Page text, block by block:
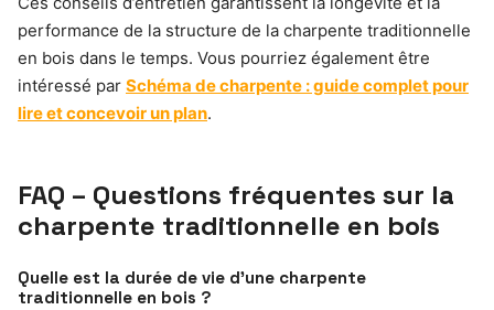
performance de la structure de la charpente traditionnelle
en bois dans le temps. Vous pourriez également être
intéressé par Schéma de charpente : guide complet pour
lire et concevoir un plan.
FAQ – Questions fréquentes sur la
charpente traditionnelle en bois
Quelle est la durée de vie d’une charpente
traditionnelle en bois ?